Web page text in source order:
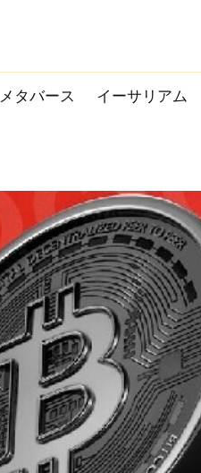
メタバース イーサリアム